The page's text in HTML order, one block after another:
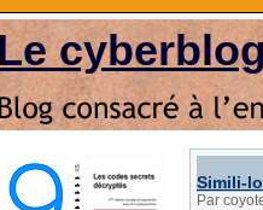
Simili-
Par